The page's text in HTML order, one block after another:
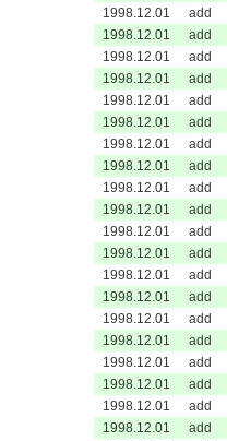
1998.12.01 add
1998.12.01
add
1998.12.01
add
1998.12.01
add
1998.12.01
add
1998.12.01
add
1998.12.01
add
1998.12.01
add
1998.12.01
add
1998.12.01
add
1998.12.01
add
1998.12.01
add
1998.12.01
add
1998.12.01
add
1998.12.01
add
1998.12.01
add
1998.12.01
add
1998.12.01
add
1998.12.01
add
1998.12.01
add